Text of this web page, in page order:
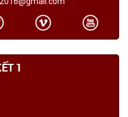
1